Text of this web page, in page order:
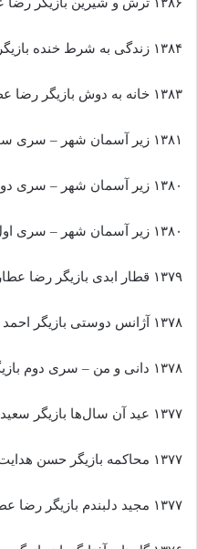
۱۳۸۴ زندگی به شرط خنده بازیگر مهدی مظلومی ۵ ۱۳۸۴
۱۳۸۳ خانه به دوش بازیگر رضا عطاران ۳ رمضان
۱۳۸۱ زیر آسمان شهر – سری سوم بازیگر مهران غفوریان ۳ ۱۳۸۱
۱۳۸۰ زیر آسمان شهر – سری دوم بازیگر مهران غفوریان ۳ ۱۳۸۰
۱۳۸۰ زیر آسمان شهر – سری اول بازیگر مهران غفوریان ۳ ۱۳۸۰
۱۳۷۹ قطار ابدی بازیگر رضا عطاران ۳ ۱۳۷۹
۱۳۷۸ آژانس دوستی بازیگر احمد رمضان‌زاده ۱ ۱۳۷۸
۱۳۷۸ دانی و من – سری دوم بازیگر علی عبدالعلی‌زاده ۵ ۱۳۷۸
۱۳۷۷ عید آن سال‌ها بازیگر سعید ابراهیمی‌فر ۲ ۱۳۷۸
۱۳۷۷ محاکمه بازیگر حسن هدایت ۱ ۱۳۷۸
۱۳۷۷ مجید دلبندم بازیگر رضا عطاران ۱ ۱۳۷۷